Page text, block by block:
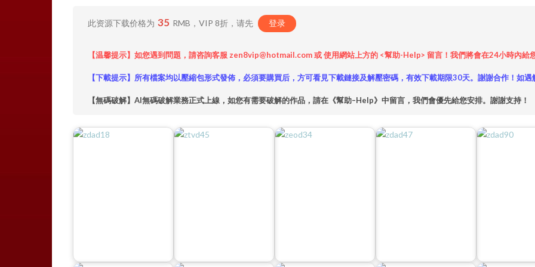
此资源下载价格为 35 RMB，VIP 8折，请先 登录
【温馨提示】如您遇到問題，請咨詢客服 zen8vip@hotmail.com 或 使用網站上方的 <幫助-Help> 留言！我們將會在24小時內給
【下載提示】所有檔案均以壓縮包形式發佈，必須要購買后，方可看見下載鏈接及解壓密碼，有效下載期限30天。謝謝合作！如
【無碼破解】AI無碼破解業務正式上線，如您有需要破解的作品，請在《幫助–Help》中留言，我們會優先給您安排。謝謝支持！